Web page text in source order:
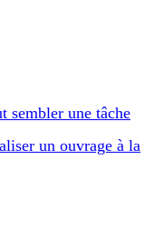
sembler une tâche
un ouvrage à la